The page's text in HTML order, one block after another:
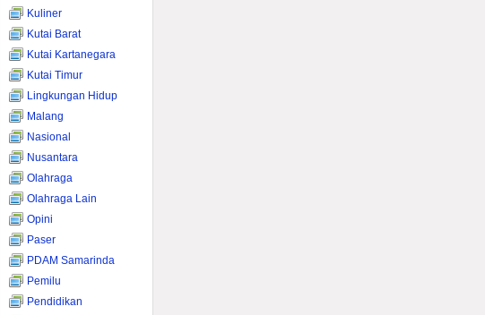
Kuliner
Kutai Barat
Kutai Kartanegara
Kutai Timur
Lingkungan Hidup
Malang
Nasional
Nusantara
Olahraga
Olahraga Lain
Opini
Paser
PDAM Samarinda
Pemilu
Pendidikan